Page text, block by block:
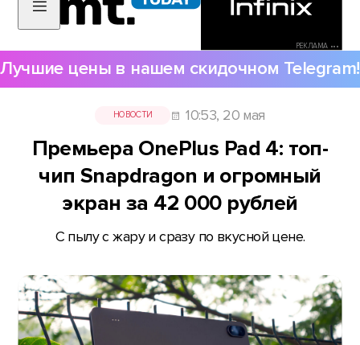
РЕКЛАМА •••
Лучшие цены в нашем скидочном Telegram!
НОВОСТИ 10:53, 20 мая
Премьера OnePlus Pad 4: топ-
чип Snapdragon и огромный
экран за 42 000 рублей
С пылу с жару и сразу по вкусной цене.